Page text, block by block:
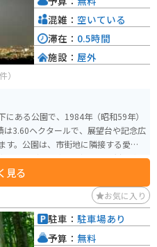
）
ある公園で、1984年（昭和59年）
3.60ヘクタールで、展望台や記念広
す。公園は、市街地に隣接する愛宕
子殿下（現天皇陛下）の御成婚記念
名です。メイン広場には、妃殿下雅子
、公園全体が市民の憩いの場とし
とができ、盛岡市内が一望に見渡せ
JR和歌山駅か
15分）または南海和歌山市駅から
見る
混雑： 空いている
滞在： 0.5時間
施設： 屋外
お気に入り
駐車： 駐車場あり
予算： 無料